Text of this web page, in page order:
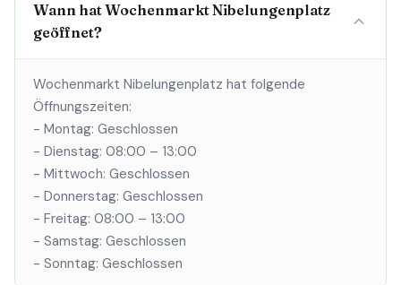
Wann hat Wochenmarkt Nibelungenplatz
geöffnet?
Wochenmarkt Nibelungenplatz hat folgende
Öffnungszeiten:
- Montag: Geschlossen
- Dienstag: 08:00 – 13:00
- Mittwoch: Geschlossen
- Donnerstag: Geschlossen
- Freitag: 08:00 – 13:00
- Samstag: Geschlossen
- Sonntag: Geschlossen